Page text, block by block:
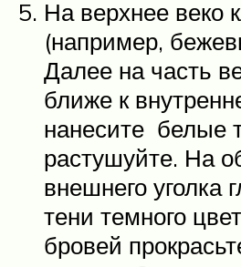
На верхнее веко
(например,
Далее на часть
ближе к
нанесите белые
растушуйте. На
внешнего уголка
тени темного
бровей